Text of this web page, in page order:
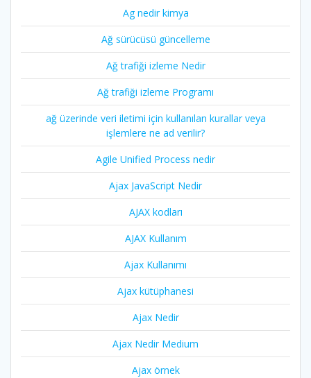
Ag nedir kimya
Ağ sürücüsü güncelleme
Ağ trafiği izleme Nedir
Ağ trafiği izleme Programı
ağ üzerinde veri iletimi için kullanılan kurallar veya
işlemlere ne ad verilir?
Agile Unified Process nedir
Ajax JavaScript Nedir
AJAX kodları
AJAX Kullanım
Ajax Kullanımı
Ajax kütüphanesi
Ajax Nedir
Ajax Nedir Medium
Ajax örnek